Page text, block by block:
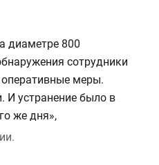
диаметре 800
сотрудники
меры.
И устранение было в
же дня»,